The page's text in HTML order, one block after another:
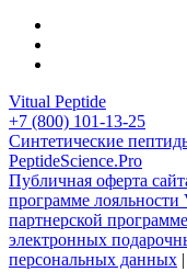
Vitual Peptide
+7 (800) 101-13-25
Синтетические
PeptideScience.Pro
Публичная оферта
программе лояльности
партнерской программе
электронных
персональных данных |